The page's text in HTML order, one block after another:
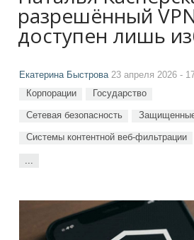
разрешённый
доступен лишь
Екатерина Быстрова23 апреля 2026 -
Корпорации Государство
Сетевая безопасность
Системы контентной веб-фильтрации
...